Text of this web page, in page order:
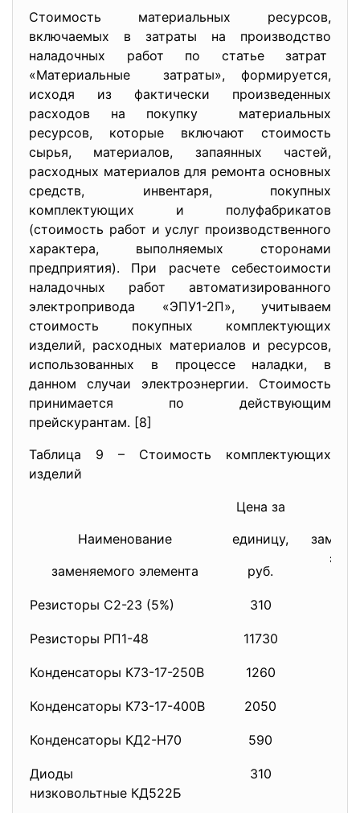
Стоимость материальных ресурсов,
включаемых в затраты на производство
наладочных работ по статье затрат
«Материальные затраты», формируется,
исходя из фактически произведенных
расходов на покупку материальных
ресурсов, которые включают стоимость
сырья, материалов, запаянных частей,
расходных материалов для ремонта основных
средств, инвентаря, покупных
комплектующих и полуфабрикатов
(стоимость работ и услуг производственного
характера, выполняемых сторонами
предприятия). При расчете себестоимости
наладочных работ автоматизированного
электропривода «ЭПУ1-2П», учитываем
стоимость покупных комплектующих
изделий, расходных материалов и ресурсов,
использованных в процессе наладки, в
данном случаи электроэнергии. Стоимость
принимается по действующим
прейскурантам. [8]
Таблица 9 – Стоимость комплектующих
изделий
Наименование
заменяемого элемента
Цена за
единицу,
руб.
Резисторы С2-23 (5%) 310
Резисторы РП1-48 11730
Конденсаторы К73-17-250В 1260
Конденсаторы К73-17-400В 2050
Конденсаторы КД2-Н70 590
Диоды
низковольтные КД522Б
310